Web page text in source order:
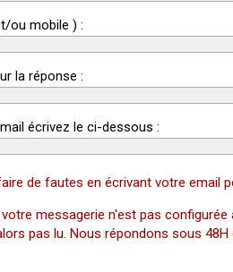
ou mobile ) :
la réponse :
écrivez le ci-dessous :
de fautes en écrivant votre email
messagerie n'est pas
pas lu. Nous répondons sous 48H